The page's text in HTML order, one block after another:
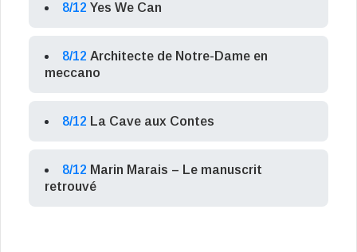
8/12 Yes We Can
8/12 Architecte de Notre-Dame en
meccano
8/12 La Cave aux Contes
8/12 Marin Marais – Le manuscrit
retrouvé